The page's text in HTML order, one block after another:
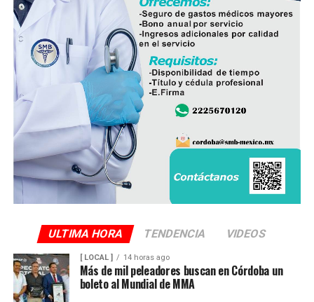
operan ocho empresas productoras con más de 350
granjas avícolas, las cuales representan una importante
fuente de empleo y desarrollo económico para
comunidades rurales de ambas entidades.
ULTIMA HORA TENDENCIA VIDEOS
[ LOCAL ] 14 horas ago
Más de mil peleadores buscan en Córdoba un
boleto al Mundial de MMA